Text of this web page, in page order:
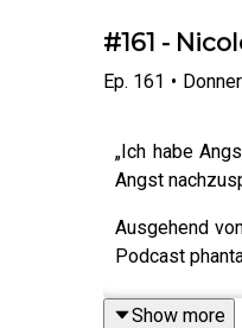
#161 -
Ep. 161 •
„Ich habe
Angst
Ausgehend
Podcast
Show more